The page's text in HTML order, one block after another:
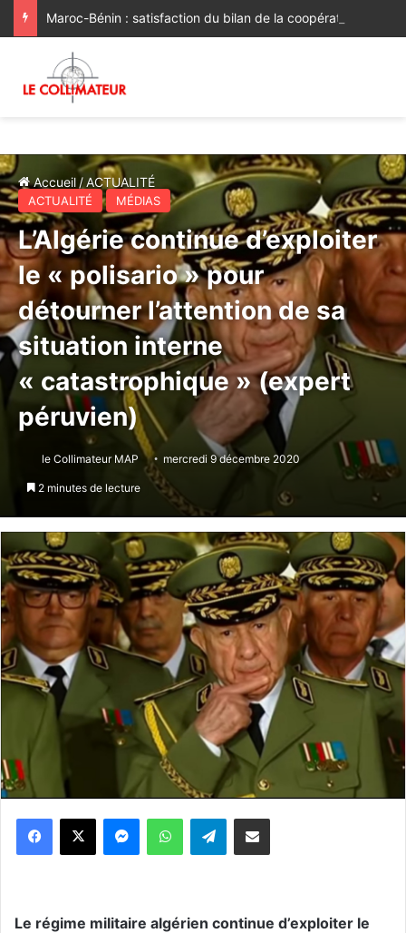
Accueil /ACTUALITÉ
ACTUALITÉ MÉDIAS
L’Algérie continue d’exploiter
le « polisario » pour
détourner l’attention de sa
situation interne
« catastrophique » (expert
péruvien)
le Collimateur MAP mercredi 9 décembre 2020
2 minutes de lecture
WhatsApp Telegram
Le régime militaire algérien continue d’exploiter le